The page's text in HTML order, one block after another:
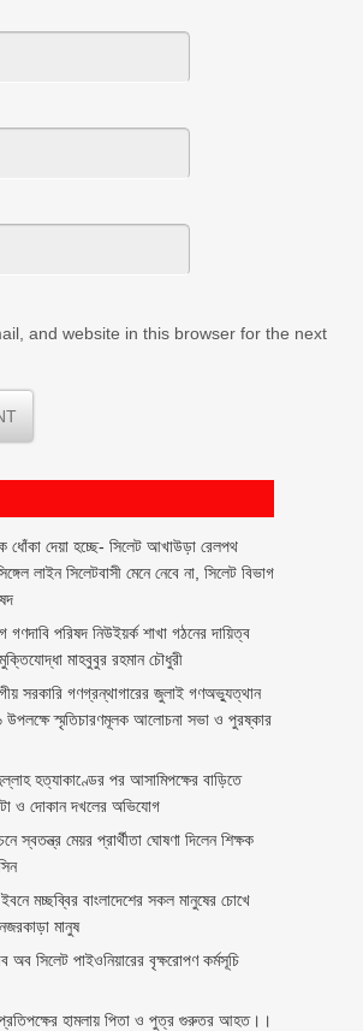
and website in this browser for the next
ধোঁকা দেয়া হচ্ছে- সিলেট আখাউড়া রেলপথ
লাইন সিলেটবাসী মেনে নেবে না, সিলেট বিভাগ
গণদাবি পরিষদ নিউইয়র্ক শাখা গঠনের দায়িত্ব
মাহবুবুর রহমান চৌধুরী
সরকারি গণগ্রন্থাগারের জুলাই গণঅভ্যুত্থান
উপলক্ষে স্মৃতিচারণমূলক আলোচনা সভা ও পুরষ্কার
হত্যাকাণ্ডের পর আসামিপক্ষের বাড়িতে
ও দোকান দখলের অভিযোগ
স্বতন্ত্র মেয়র প্রার্থীতা ঘোষণা দিলেন শিক্ষক
মচ্ছব্বির বাংলাদেশের সকল মানুষের চোখে
মানুষ
অব সিলেট পাইওনিয়ারের বৃক্ষরোপণ কর্মসূচি
প্রতিপক্ষের হামলায় পিতা ও পুত্র গুরুতর আহত।।